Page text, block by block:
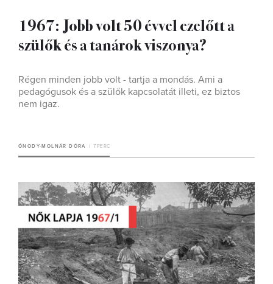
1967: Jobb volt 50 évvel ezelőtt a
szülők és a tanárok viszonya?
Régen minden jobb volt - tartja a mondás. Ami a
pedagógusok és a szülők kapcsolatát illeti, ez biztos
nem igaz.
ÓNODY-MOLNÁR DÓRA 7 PERC